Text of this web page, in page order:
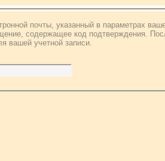
почты, указанный в параметрах
содержащее код подтверждения.
вашей учетной записи.